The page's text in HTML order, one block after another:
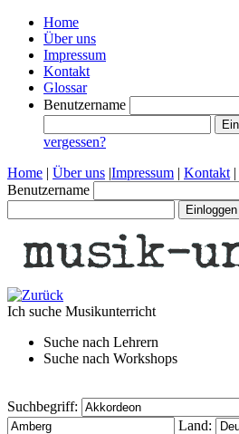
Home
Über uns
Impressum
Kontakt
Glossar
Benutzername
vergessen?
Home | Über uns |Impressum | Kontakt |
Benutzername
Ich suche Musikunterricht
Suche nach Lehrern
Suche nach Workshops
Suchbegriff:
Land: